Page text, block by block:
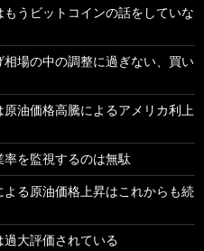
うビットコインの話をしていな
場の中の調整に過ぎない、買い
油価格高騰によるアメリカ利上
率を監視するのは無駄
る原油価格上昇はこれからも続
過大評価されている